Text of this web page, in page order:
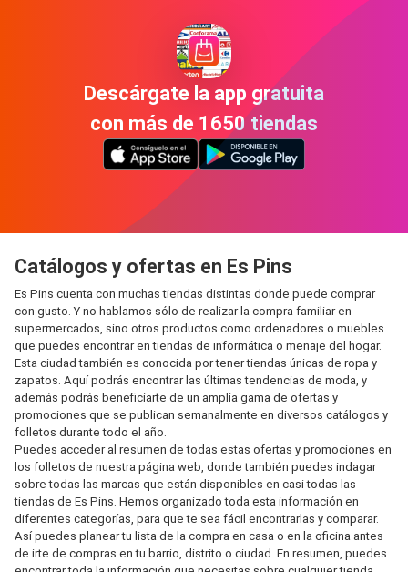
Descárgate la app gratuita
con más de 1650 tiendas
Catálogos y ofertas en Es Pins
Es Pins cuenta con muchas tiendas distintas donde puede comprar
con gusto. Y no hablamos sólo de realizar la compra familiar en
supermercados, sino otros productos como ordenadores o muebles
que puedes encontrar en tiendas de informática o menaje del hogar.
Esta ciudad también es conocida por tener tiendas únicas de ropa y
zapatos. Aquí podrás encontrar las últimas tendencias de moda, y
además podrás beneficiarte de un amplia gama de ofertas y
promociones que se publican semanalmente en diversos catálogos y
folletos durante todo el año.
Puedes acceder al resumen de todas estas ofertas y promociones en
los folletos de nuestra página web, donde también puedes indagar
sobre todas las marcas que están disponibles en casi todas las
tiendas de Es Pins. Hemos organizado toda esta información en
diferentes categorías, para que te sea fácil encontrarlas y comparar.
Así puedes planear tu lista de la compra en casa o en la oficina antes
de irte de compras en tu barrio, distrito o ciudad. En resumen, puedes